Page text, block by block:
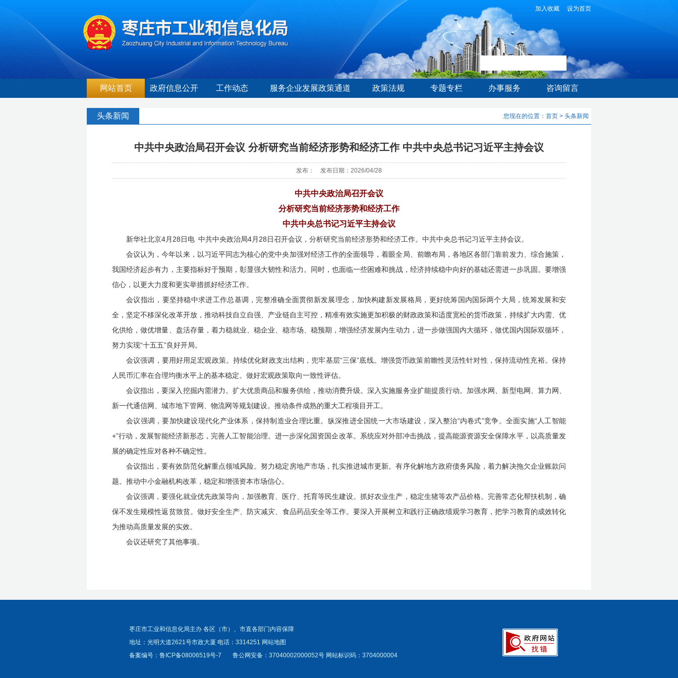
设为首页
加入收藏
网站首页 政府信息公开 工作动态 服务企业发展政策通道 政策法规 专题专栏 办事服务 咨询留言
头条新闻 您现在的位置： 首页 > 头条新闻
中共中央政治局召开会议 分析研究当前经济形势和经济工作 中共中央总书记习近平主持会议
发布： 发布日期：2026/04/28
中共中央政治局召开会议
分析研究当前经济形势和经济工作
中共中央总书记习近平主持会议
新华社北京4月28日电 中共中央政治局4月28日召开会议，分析研究当前经济形势和经济工作。中共中央总书记习近平主持会议。
会议认为，今年以来，以习近平同志为核心的党中央加强对经济工作的全面领导，着眼全局、前瞻布局，各地区各部门靠前发力、综合施策，
我国经济起步有力，主要指标好于预期，彰显强大韧性和活力。同时，也面临一些困难和挑战，经济持续稳中向好的基础还需进一步巩固。要增强
信心，以更大力度和更实举措抓好经济工作。
会议指出，要坚持稳中求进工作总基调，完整准确全面贯彻新发展理念，加快构建新发展格局，更好统筹国内国际两个大局，统筹发展和安
全，坚定不移深化改革开放，推动科技自立自强、产业链自主可控，精准有效实施更加积极的财政政策和适度宽松的货币政策，持续扩大内需、优
化供给，做优增量、盘活存量，着力稳就业、稳企业、稳市场、稳预期，增强经济发展内生动力，进一步做强国内大循环，做优国内国际双循环，
努力实现“十五五”良好开局。
会议强调，要用好用足宏观政策。持续优化财政支出结构，兜牢基层“三保”底线。增强货币政策前瞻性灵活性针对性，保持流动性充裕。保持
人民币汇率在合理均衡水平上的基本稳定。做好宏观政策取向一致性评估。
会议指出，要深入挖掘内需潜力。扩大优质商品和服务供给，推动消费升级。深入实施服务业扩能提质行动。加强水网、新型电网、算力网、
新一代通信网、城市地下管网、物流网等规划建设。推动条件成熟的重大工程项目开工。
会议强调，要加快建设现代化产业体系，保持制造业合理比重。纵深推进全国统一大市场建设，深入整治“内卷式”竞争。全面实施“人工智能
+”行动，发展智能经济新形态，完善人工智能治理。进一步深化国资国企改革。系统应对外部冲击挑战，提高能源资源安全保障水平，以高质量发
展的确定性应对各种不确定性。
会议指出，要有效防范化解重点领域风险。努力稳定房地产市场，扎实推进城市更新。有序化解地方政府债务风险，着力解决拖欠企业账款问
题。推动中小金融机构改革，稳定和增强资本市场信心。
会议强调，要强化就业优先政策导向，加强教育、医疗、托育等民生建设。抓好农业生产，稳定生猪等农产品价格。完善常态化帮扶机制，确
保不发生规模性返贫致贫。做好安全生产、防灾减灾、食品药品安全等工作。要深入开展树立和践行正确政绩观学习教育，把学习教育的成效转化
为推动高质量发展的实效。
会议还研究了其他事项。
枣庄市工业和信息化局主办 各区（市）、市直各部门内容保障
地址：光明大道2621号市政大厦 电话：3314251 网站地图
备案编号： 鲁ICP备08006519号-7 鲁公网安备：37040002000052号 网站标识码：3704000004